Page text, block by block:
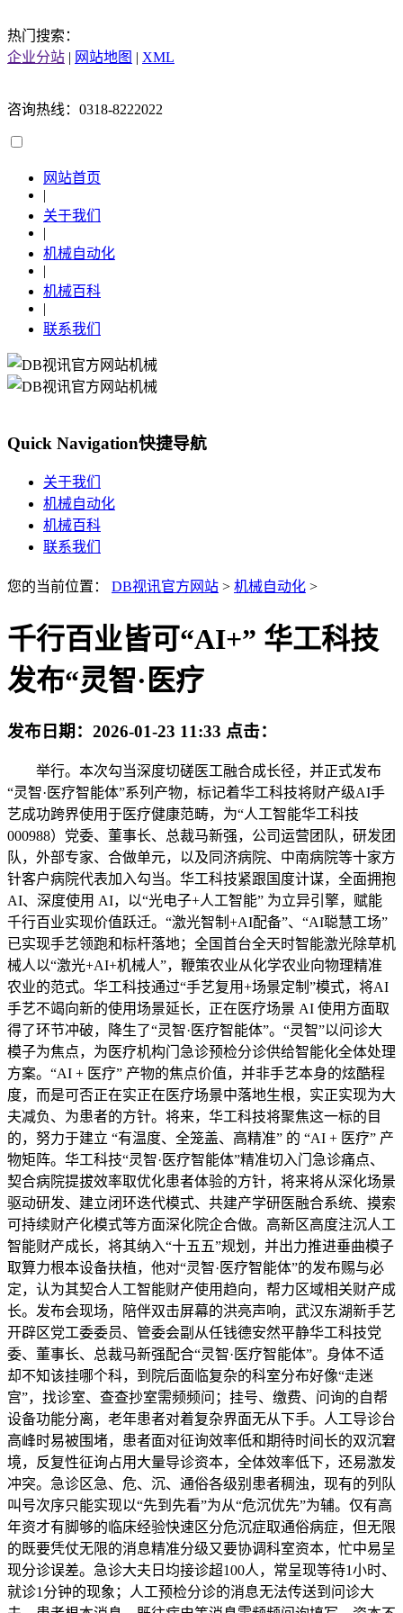
热门搜索：
企业分站 | 网站地图 | XML
咨询热线：0318-8222022
网站首页
|
关于我们
|
机械自动化
|
机械百科
|
联系我们
Quick Navigation快捷导航
关于我们
机械自动化
机械百科
联系我们
您的当前位置： DB视讯官方网站 > 机械自动化 >
千行百业皆可“AI+” 华工科技
发布“灵智·医疗
发布日期： 2026-01-23 11:33 点击：
举行。本次勾当深度切磋医工融合成长径，并正式发布
“灵智·医疗智能体”系列产物，标记着华工科技将财产级AI手
艺成功跨界使用于医疗健康范畴，为“人工智能华工科技
000988）党委、董事长、总裁马新强，公司运营团队，研发团
队，外部专家、合做单元，以及同济病院、中南病院等十家方
针客户病院代表加入勾当。华工科技紧跟国度计谋，全面拥抱
AI、深度使用 AI，以“光电子+人工智能” 为立异引擎，赋能
千行百业实现价值跃迁。“激光智制+AI配备”、“AI聪慧工场”
已实现手艺领跑和标杆落地；全国首台全天时智能激光除草机
械人以“激光+AI+机械人”，鞭策农业从化学农业向物理精准
农业的范式。华工科技通过“手艺复用+场景定制”模式，将AI
手艺不竭向新的使用场景延长，正在医疗场景 AI 使用方面取
得了环节冲破，降生了“灵智·医疗智能体”。“灵智”以问诊大
模子为焦点，为医疗机构门急诊预检分诊供给智能化全体处理
方案。“AI + 医疗” 产物的焦点价值，并非手艺本身的炫酷程
度，而是可否正在实正在医疗场景中落地生根，实正实现为大
夫减负、为患者的方针。将来，华工科技将聚焦这一标的目
的，努力于建立 “有温度、全笼盖、高精准” 的 “AI + 医疗” 产
物矩阵。华工科技“灵智·医疗智能体”精准切入门急诊痛点、
契合病院提拔效率取优化患者体验的方针，将来将从深化场景
驱动研发、建立闭环迭代模式、共建产学研医融合系统、摸索
可持续财产化模式等方面深化院企合做。高新区高度注沉人工
智能财产成长，将其纳入“十五五”规划，并出力推进垂曲模子
取算力根本设备扶植，他对“灵智·医疗智能体”的发布赐与必
定，认为其契合人工智能财产使用趋向，帮力区域相关财产成
长。发布会现场，陪伴双击屏幕的洪亮声响，武汉东湖新手艺
开辟区党工委委员、管委会副从任钱德安然平静华工科技党
委、董事长、总裁马新强配合“灵智·医疗智能体”。身体不适
却不知该挂哪个科，到院后面临复杂的科室分布好像“走迷
宫”，找诊室、查查抄室需频频问；挂号、缴费、问询的自帮
设备功能分离，老年患者对着复杂界面无从下手。人工导诊台
高峰时易被围堵，患者面对征询效率低和期待时间长的双沉窘
境，反复性征询占用大量导诊资本，全体效率低下，还易激发
冲突。急诊区急、危、沉、通俗各级别患者稠浊，现有的列队
叫号次序只能实现以“先到先看”为从“危沉优先”为辅。仅有高
年资才有脚够的临床经验快速区分危沉症取通俗病症，但无限
的既要凭仗无限的消息精准分级又要协调科室资本，忙中易呈
现分诊误差。急诊大夫日均接诊超100人，常呈现等待1小时、
就诊1分钟的现象；人工预检分诊的消息无法传送到问诊大